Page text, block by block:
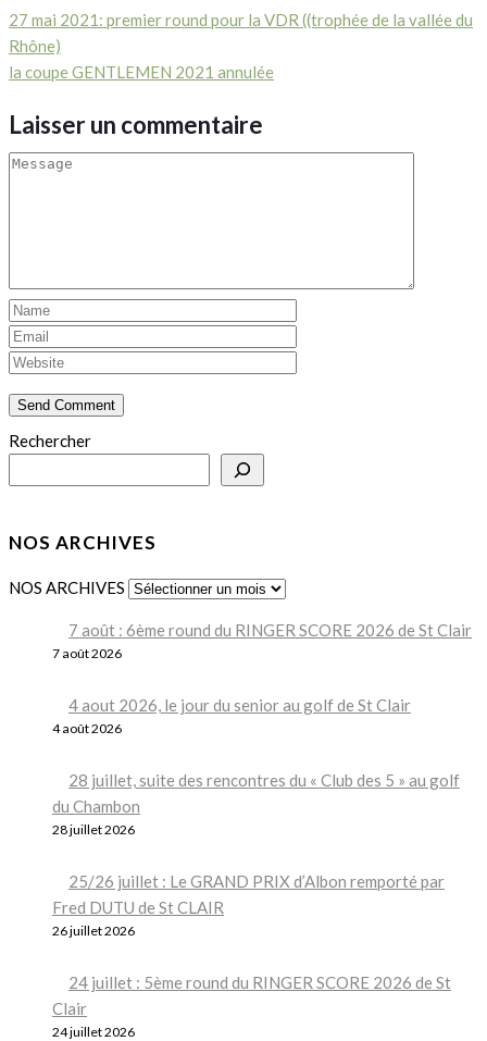
27 mai 2021: premier round pour la VDR ((trophée de la vallée du
Rhône)
la coupe GENTLEMEN 2021 annulée
Laisser un commentaire
Rechercher
NOS ARCHIVES
NOS ARCHIVES
7 août : 6ème round du RINGER SCORE 2026 de St Clair
7 août 2026
4 aout 2026, le jour du senior au golf de St Clair
4 août 2026
28 juillet, suite des rencontres du « Club des 5 » au golf
du Chambon
28 juillet 2026
25/26 juillet : Le GRAND PRIX d’Albon remporté par
Fred DUTU de St CLAIR
26 juillet 2026
24 juillet : 5ème round du RINGER SCORE 2026 de St
Clair
24 juillet 2026